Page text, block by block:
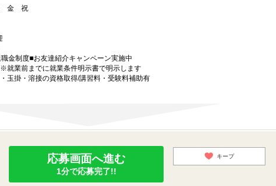
金 祝
金制度■お友達紹介キャンペーン実施中
就業前までに就業条件明示書で明示します
玉掛・溶接の資格取得/講習料・受験料補助有
応募画面へ進む
1分で応募完了!!
キープ